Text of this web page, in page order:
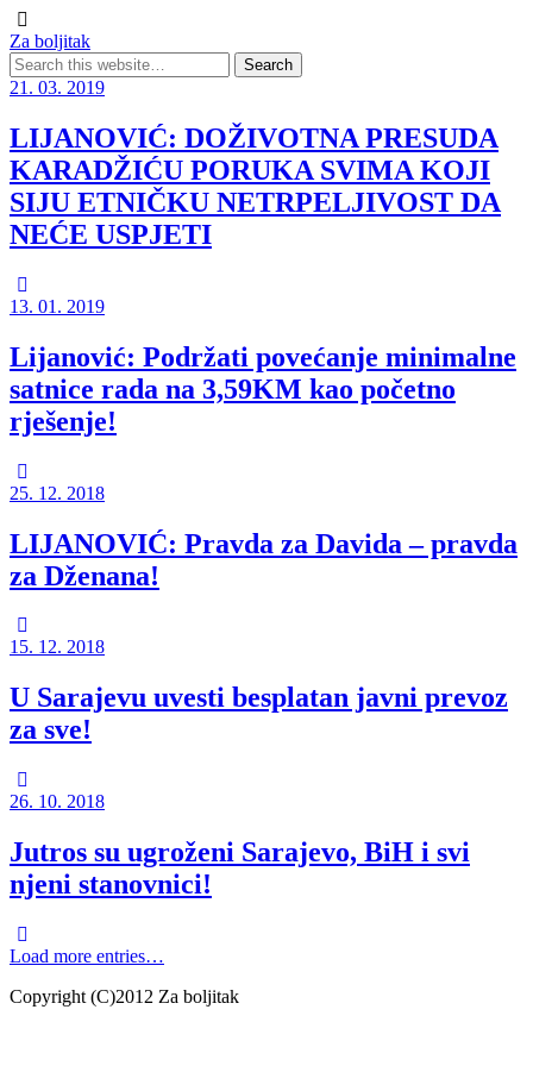
Za boljitak
21. 03. 2019
LIJANOVIĆ: DOŽIVOTNA PRESUDA
KARADŽIĆU PORUKA SVIMA KOJI
SIJU ETNIČKU NETRPELJIVOST DA
NEĆE USPJETI
13. 01. 2019
Lijanović: Podržati povećanje minimalne
satnice rada na 3,59KM kao početno
rješenje!
25. 12. 2018
LIJANOVIĆ: Pravda za Davida – pravda
za Dženana!
15. 12. 2018
U Sarajevu uvesti besplatan javni prevoz
za sve!
26. 10. 2018
Jutros su ugroženi Sarajevo, BiH i svi
njeni stanovnici!
Load more entries…
Copyright (C)2012 Za boljitak